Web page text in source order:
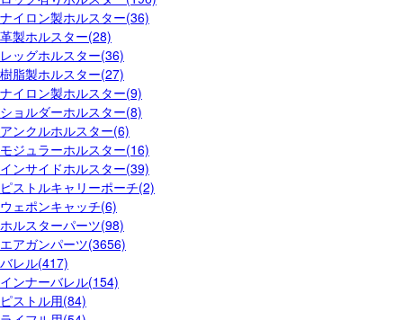
ナイロン製ホルスター(36)
革製ホルスター(28)
レッグホルスター(36)
樹脂製ホルスター(27)
ナイロン製ホルスター(9)
ショルダーホルスター(8)
アンクルホルスター(6)
モジュラーホルスター(16)
インサイドホルスター(39)
ピストルキャリーポーチ(2)
ウェポンキャッチ(6)
ホルスターパーツ(98)
エアガンパーツ(3656)
バレル(417)
インナーバレル(154)
ピストル用(84)